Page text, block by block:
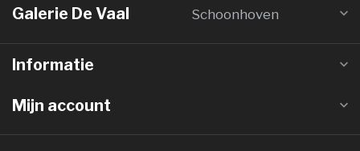
Galerie De Vaal Schoonhoven
Informatie
Mijn account